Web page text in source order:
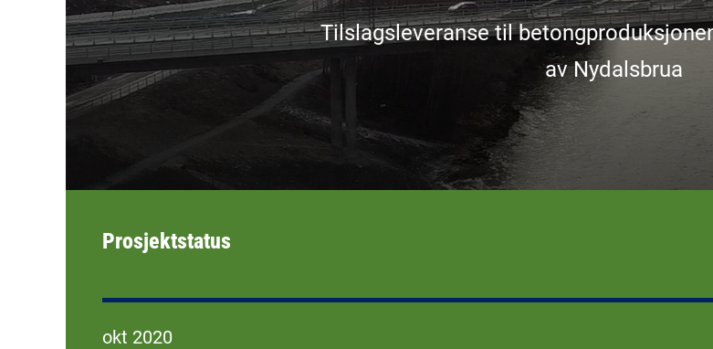
Tilslagsleveranse til
av Nydalsbrua
Prosjektstatus
okt 2020